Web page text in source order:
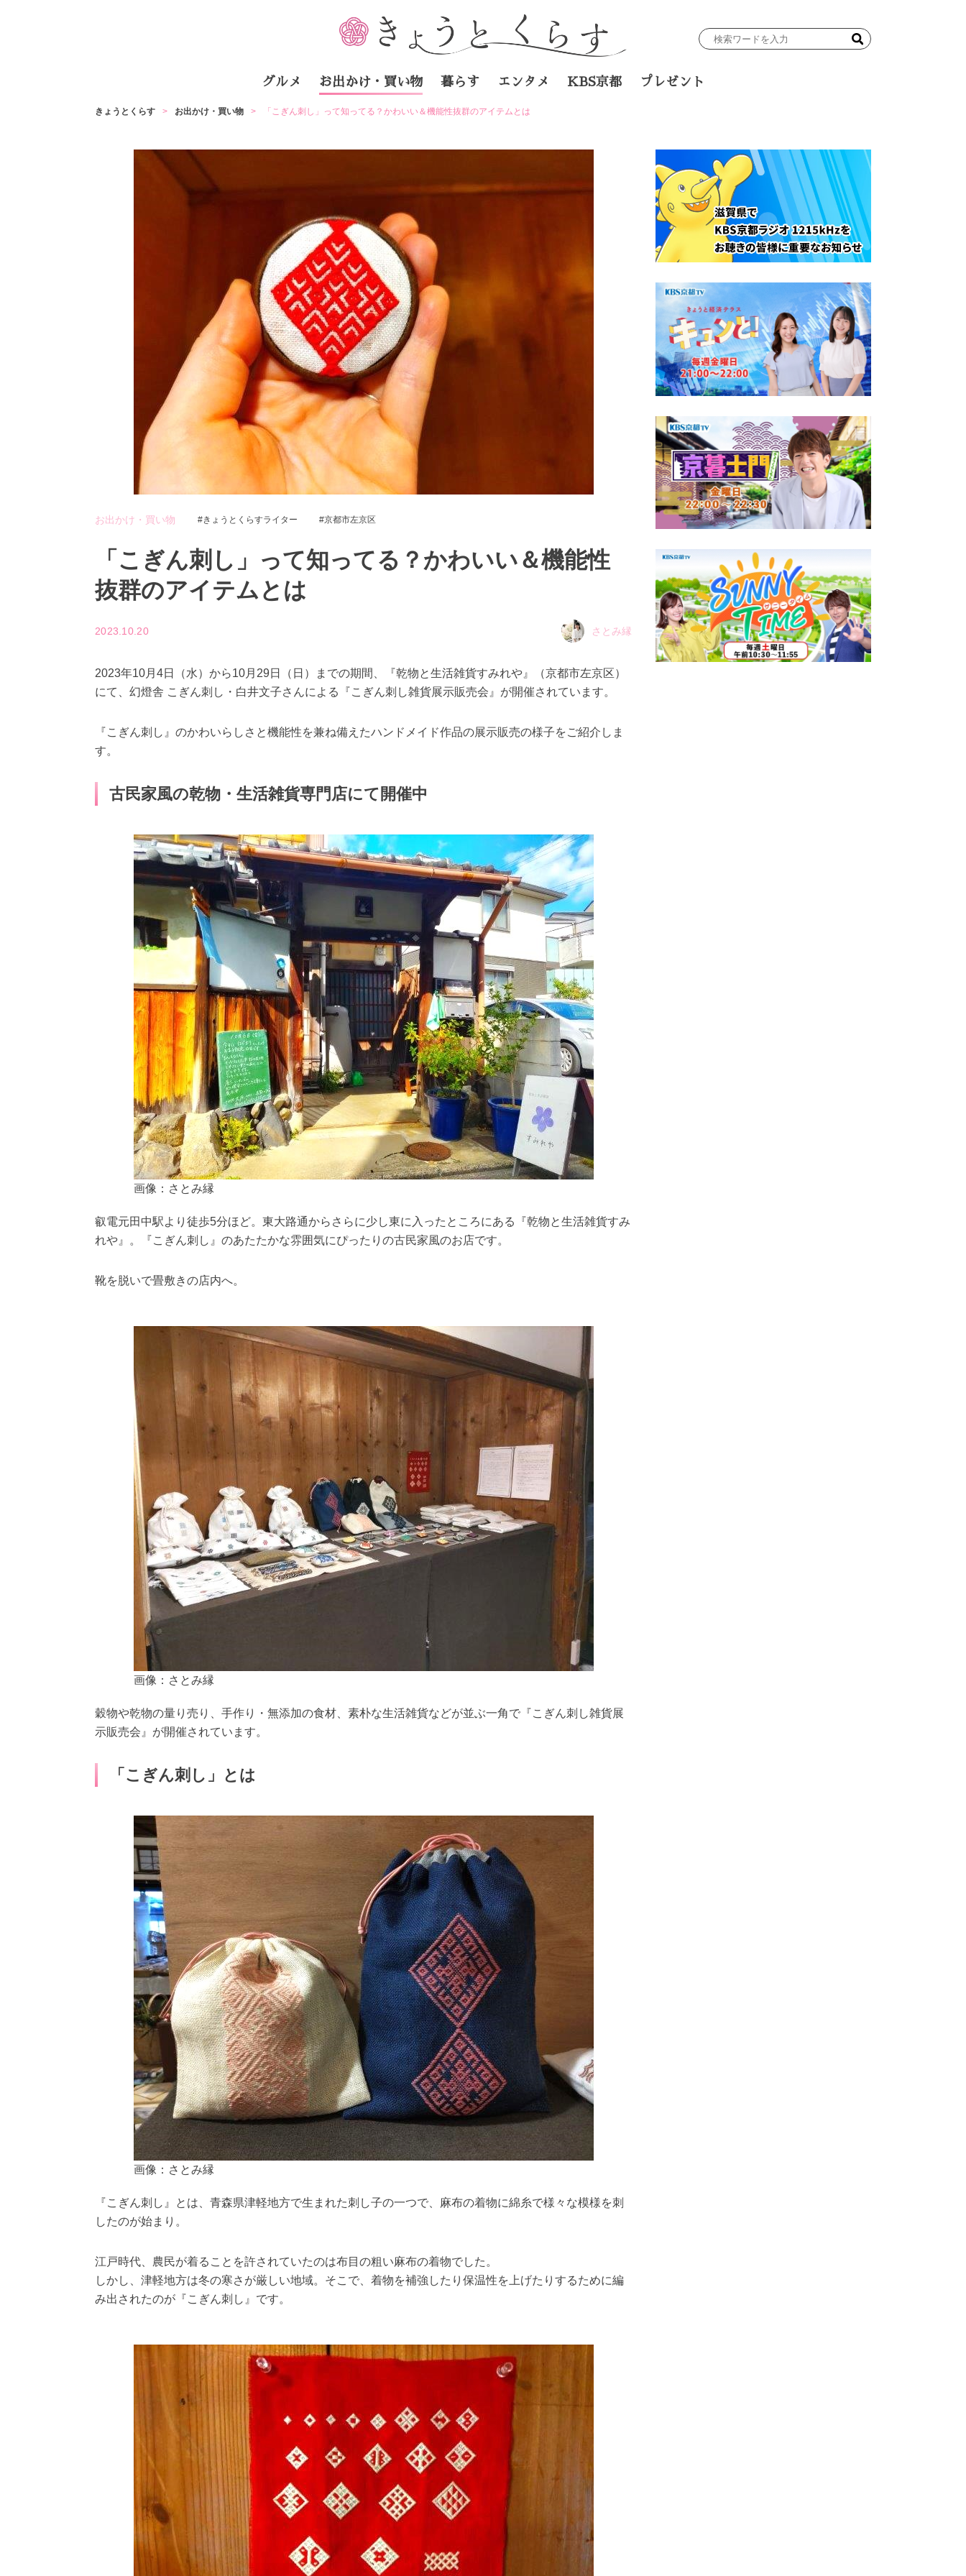
検
力
グルメ お出かけ・買い物 暮らす エンタメ KBS京都 プレゼント
きょうとくらす お出かけ・買い物 「こぎん刺し」って知ってる？かわいい＆機能性抜群のアイテムとは
お出かけ・買い物 きょうとくらすライター 京都市左京区
「こぎん刺し」って知ってる？かわいい＆機能性
抜群のアイテムとは
2023.10.20 さとみ縁
2023年10月4日（水）から10月29日（日）までの期間、『乾物と生活雑貨すみれや』（京都市左京区）
にて、幻燈舎 こぎん刺し・白井文子さんによる『こぎん刺し雑貨展示販売会』が開催されています。
『こぎん刺し』のかわいらしさと機能性を兼ね備えたハンドメイド作品の展示販売の様子をご紹介しま
す。
古民家風の乾物・生活雑貨専門店にて開催中
画像：さとみ縁
叡電元田中駅より徒歩5分ほど。東大路通からさらに少し東に入ったところにある『乾物と生活雑貨すみ
れや』。『こぎん刺し』のあたたかな雰囲気にぴったりの古民家風のお店です。
靴を脱いで畳敷きの店内へ。
画像：さとみ縁
穀物や乾物の量り売り、手作り・無添加の食材、素朴な生活雑貨などが並ぶ一角で『こぎん刺し雑貨展
示販売会』が開催されています。
「こぎん刺し」とは
画像：さとみ縁
『こぎん刺し』とは、青森県津軽地方で生まれた刺し子の一つで、麻布の着物に綿糸で様々な模様を刺
したのが始まり。
江戸時代、農民が着ることを許されていたのは布目の粗い麻布の着物でした。
しかし、津軽地方は冬の寒さが厳しい地域。そこで、着物を補強したり保温性を上げたりするために編
み出されたのが『こぎん刺し』です。